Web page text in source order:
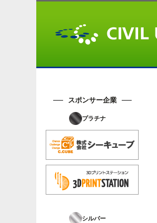
スポンサー企業
プラチナ
シルバー